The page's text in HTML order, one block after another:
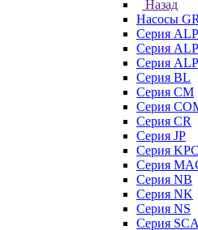
Назад
Насосы
Серия
Серия
Серия
Серия BL
Серия CM
Серия
Серия CR
Серия JP
Серия KPC
Серия
Серия NB
Серия NK
Серия NS
Серия